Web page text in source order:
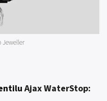
Jeweller
Ajax WaterStop: